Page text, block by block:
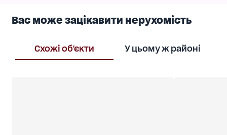
Вас може зацікавити нерухомість
Схожі об'єкти У цьому ж районі